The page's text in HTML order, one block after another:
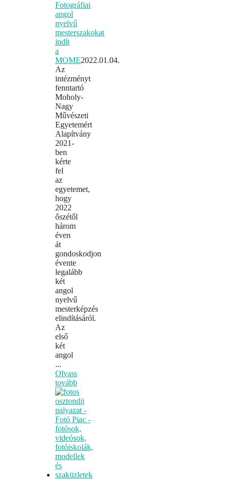
Fotográfiai
angol
nyelvű
mesterszakokat
indít
a
MOME2022.01.04.
Az
intézményt
fenntartó
Moholy-
Nagy
Művészeti
Egyetemért
Alapítvány
2021-
ben
kérte
fel
az
egyetemet,
hogy
2022
őszétől
három
éven
át
gondoskodjon
évente
legalább
két
angol
nyelvű
mesterképzés
elindításáról.
Az
első
két
angol
...
Olvass
tovább